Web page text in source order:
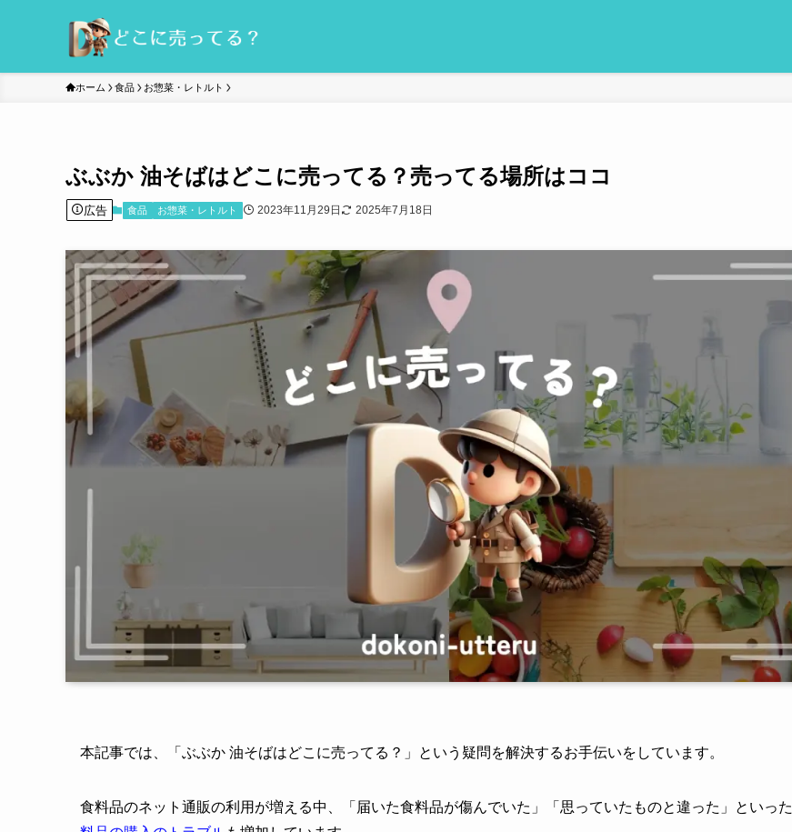
ホーム 食品 お惣菜・レトルト
ぶぶか 油そばはどこに売ってる？売ってる場所はココ
広告 食品 お惣菜・レトルト 2023年11月29日 2025年7月18日
本記事では、「ぶぶか 油そばはどこに売ってる？」という疑問を解決するお手伝いをしています。
食料品のネット通販の利用が増える中、「届いた食料品が傷んでいた」「思っていたものと違った」といった